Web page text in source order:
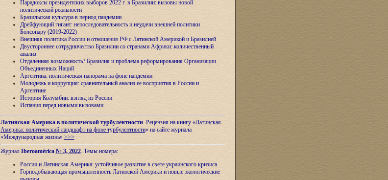
Парадоксы президентских выборов 2022 г. в Бразилии: вызовы новой
политической реальности
Бразильская культура в период пандемии
Дрейфующий гигант: непоследовательность и неудачи внешней политики
Болсонару (2019-2022)
Внешняя политика России и отношения РФ с Латинской Америкой и Бразилией
Двустороннее сотрудничество Бразилии со странами Африки: количественный
анализ
Отдаленная возможность? Бразилия и проблема реформирования Организации
Объединенных Наций
Аргентина: политическая панорама на фоне пандемии
Молодежь и коррупция: сравнительный анализ ee восприятия в России и
Аргентине
История Колумбии: взгляд из России
Испания перед новыми вызовами
Латинская Америка в политической турбулентности. Рецензия на книгу «Латинская
Америка: политический ландшафт на фоне турбулентности» на сайте журнала
«Международная жизнь» >>>
Журнал Iberoamérica № 3, 2022. Темы номера:
Россия и Латинская Америка: устойчивое развитие в свете украинского кризиса
Горнодобывающая промышленность Латинской Америки и новые экологические